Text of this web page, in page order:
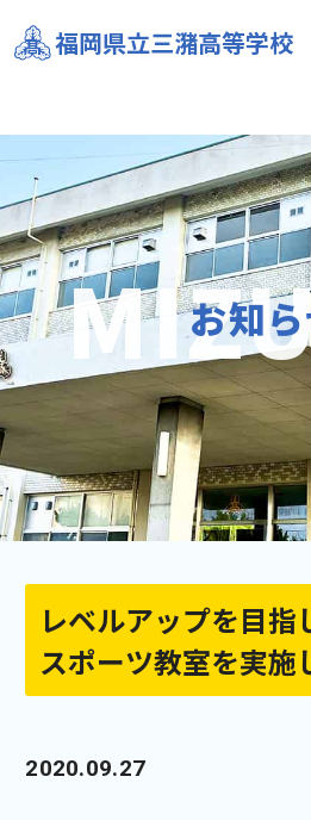
福岡県立三潴高等学校
レベルアップを目指して！第
施しました!!
お知
レベルアップを目指
スポーツ教室を実施
2020.09.27